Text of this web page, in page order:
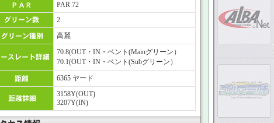
PAR 72
2
高麗
70.8(OUT・IN・ベント(Mainグリーン）
70.1(OUT・IN・ベント(Subグリーン）
6365 ヤード
3158Y(OUT)
3207Y(IN)